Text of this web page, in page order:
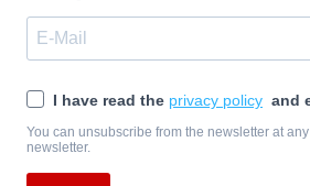
I have read the privacy policy and
You can unsubscribe from the newsletter at
newsletter.